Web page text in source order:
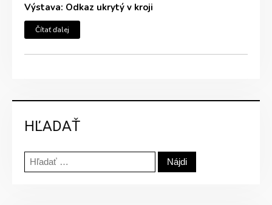
Výstava: Odkaz ukrytý v kroji
Čítať ďalej
HĽADAŤ
Hľadať: